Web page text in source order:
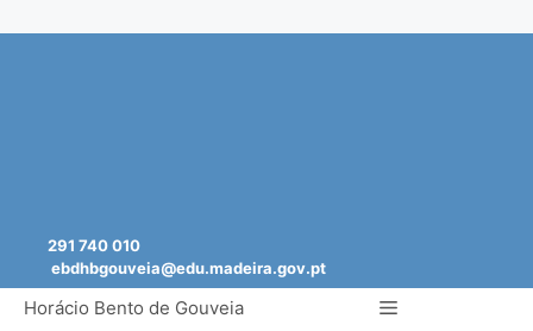
291 740 010
ebdhbgouveia@edu.madeira.gov.pt
Horácio Bento de Gouveia Menu